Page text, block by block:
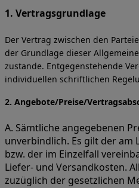
1. Vertragsgrundlage
Der Vertrag zwischen den
der Grundlage dieser
zustande. Entgegenstehende
individuellen schriftlichen
2. Angebote/Preise/
A. Sämtliche angegebenen
unverbindlich. Es gilt der am
bzw. der im Einzelfall
Liefer- und Versandkosten.
zuzüglich der gesetzlichen